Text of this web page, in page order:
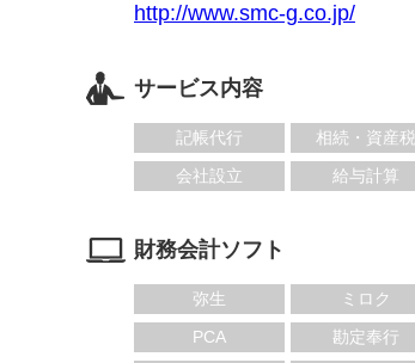
http://www.smc-g.co.jp/
サービス内容
記帳代行 相続・資産税
会社設立
給与計算
財務会計ソフト
弥生 ミロク
PCA
勘定奉行